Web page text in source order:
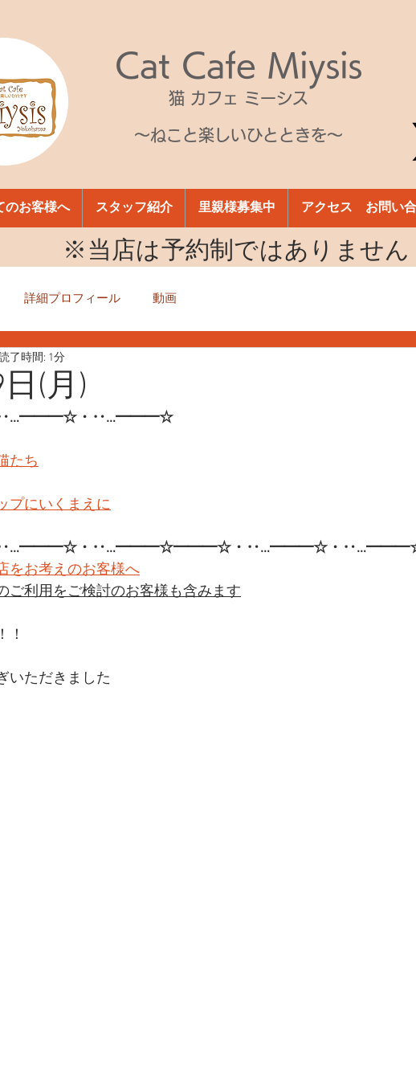
Cat Cafe Miysis
猫 カフェ ミーシス
～ねこと楽しいひとときを～
のお客様へ スタッフ紹介 里親様募集中 アクセス お問い
​※当店は予約制ではありません
詳細プロフィール 動画
(月)
了時間: 1分
・‥…━━━☆
たち
プにいくまえに
・‥…━━━☆━━━☆・‥…━━━☆・
をお考えのお客様へ
ご利用をご検討のお客様も含みます
！
いただきました